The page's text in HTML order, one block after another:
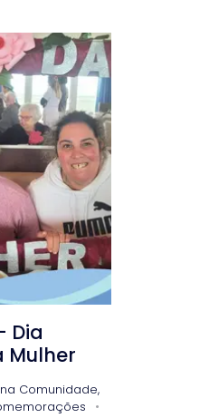
Dia
Mulher
Comunidade,